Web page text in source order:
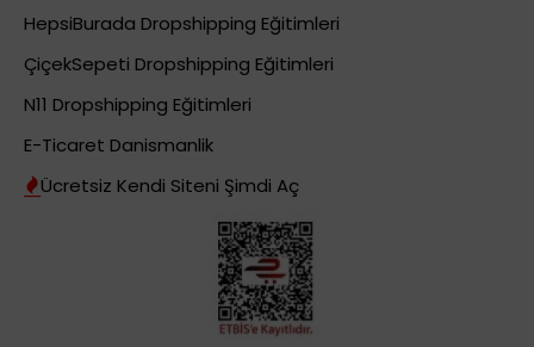
HepsiBurada Dropshipping Eğitimleri
ÇiçekSepeti Dropshipping Eğitimleri
N11 Dropshipping Eğitimleri
E-Ticaret Danismanlik
Ücretsiz Kendi Siteni Şimdi Aç